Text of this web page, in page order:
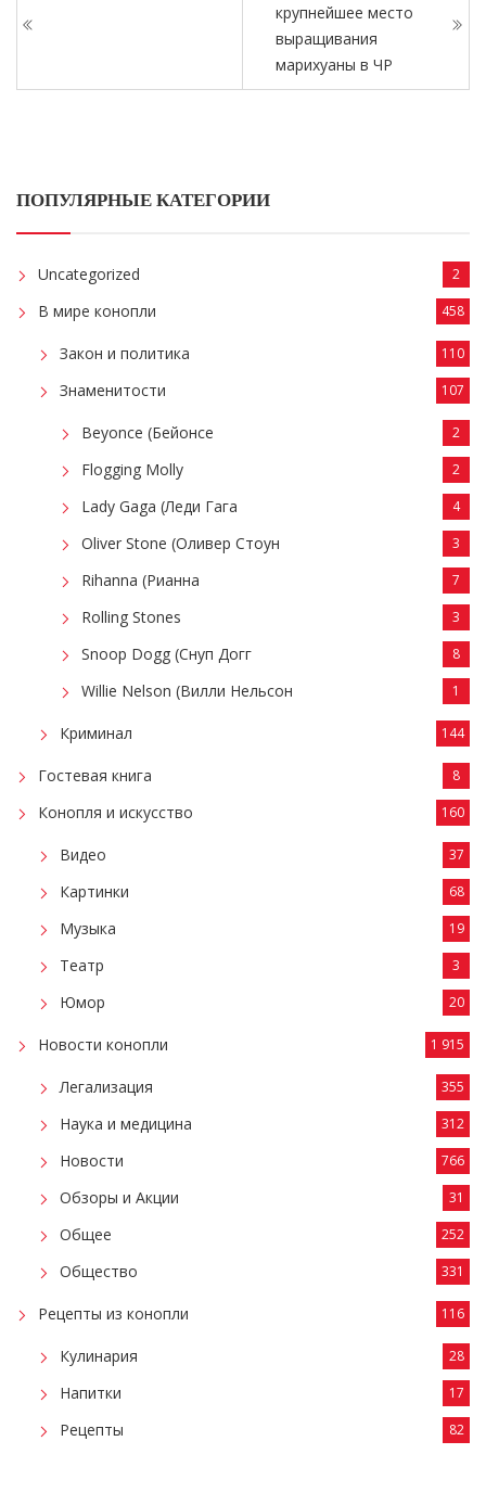
крупнейшее место
выращивания
марихуаны в ЧР
ПОПУЛЯРНЫЕ КАТЕГОРИИ
Uncategorized 2
В мире конопли 458
Закон и политика 110
Знаменитости 107
Beyonce (Бейонсе 2
Flogging Molly 2
Lady Gaga (Леди Гага 4
Oliver Stone (Оливер Стоун 3
Rihanna (Рианна 7
Rolling Stones 3
Snoop Dogg (Снуп Догг 8
Willie Nelson (Вилли Нельсон 1
Криминал 144
Гостевая книга 8
Конопля и искусство 160
Видео 37
Картинки 68
Музыка 19
Театр 3
Юмор 20
Новости конопли 1 915
Легализация 355
Наука и медицина 312
Новости 766
Обзоры и Акции 31
Общее 252
Общество 331
Рецепты из конопли 116
Кулинария 28
Напитки 17
Рецепты 82